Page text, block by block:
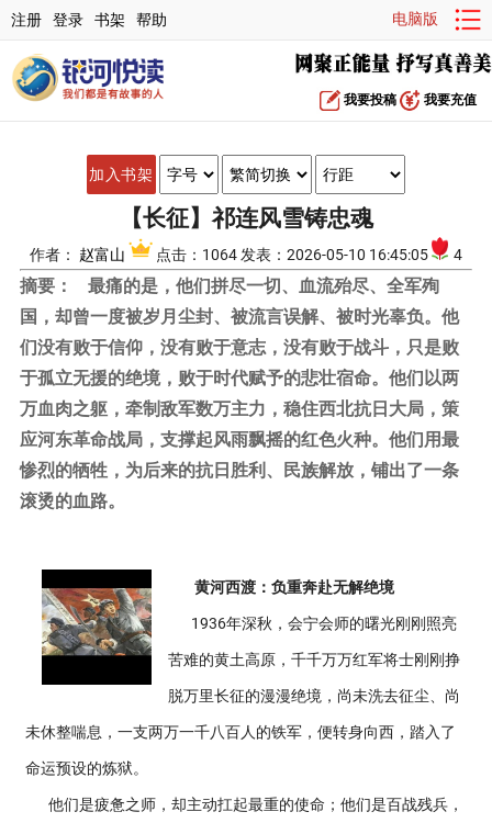
注册 登录 书架 帮助 电脑版
我要投稿 我要充值
加入书架
【长征】祁连风雪铸忠魂
作者： 赵富山 点击：1064 发表：2026-05-10 16:45:05 4
摘要：
最痛的是，他们拼尽一切、血流殆尽、全军殉
国，却曾一度被岁月尘封、被流言误解、被时光辜负。他
们没有败于信仰，没有败于意志，没有败于战斗，只是败
于孤立无援的绝境，败于时代赋予的悲壮宿命。他们以两
万血肉之躯，牵制敌军数万主力，稳住西北抗日大局，策
应河东革命战局，支撑起风雨飘摇的红色火种。他们用最
惨烈的牺牲，为后来的抗日胜利、民族解放，铺出了一条
滚烫的血路。
黄河西渡：负重奔赴无解绝境
1936年深秋，会宁会师的曙光刚刚照亮
苦难的黄土高原，千千万万红军将士刚刚挣
脱万里长征的漫漫绝境，尚未洗去征尘、尚
未休整喘息，一支两万一千八百人的铁军，便转身向西，踏入了
命运预设的炼狱。
他们是疲惫之师，却主动扛起最重的使命；他们是百战残兵，